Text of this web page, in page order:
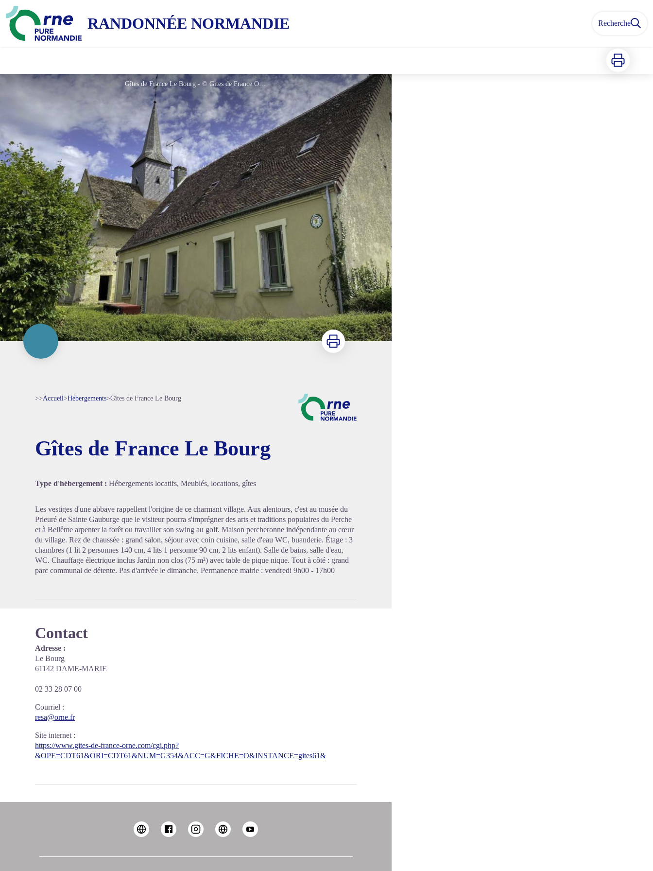
RANDONNÉE NORMANDIE Recherche
Imprimer
Gîtes de France Le Bourg - © Gites de France Orne
Voir l'image en plein écran
Imprimer
>>Accueil>Hébergements>Gîtes de France Le Bourg
Gîtes de France Le Bourg
Type d'hébergement : Hébergements locatifs, Meublés, locations, gîtes
Les vestiges d'une abbaye rappellent l'origine de ce charmant village. Aux alentours, c'est au musée du
Prieuré de Sainte Gauburge que le visiteur pourra s'imprégner des arts et traditions populaires du Perche
et à Bellême arpenter la forêt ou travailler son swing au golf. Maison percheronne indépendante au cœur
du village. Rez de chaussée : grand salon, séjour avec coin cuisine, salle d'eau WC, buanderie. Étage : 3
chambres (1 lit 2 personnes 140 cm, 4 lits 1 personne 90 cm, 2 lits enfant). Salle de bains, salle d'eau,
WC. Chauffage électrique inclus Jardin non clos (75 m²) avec table de pique nique. Tout à côté : grand
parc communal de détente. Pas d'arrivée le dimanche. Permanence mairie : vendredi 9h00 - 17h00
Contact
Adresse :
Le Bourg
61142 DAME-MARIE
02 33 28 07 00
Courriel :
resa@orne.fr
Site internet :
https://www.gites-de-france-orne.com/cgi.php?
&OPE=CDT61&ORI=CDT61&NUM=G354&ACC=G&FICHE=O&INSTANCE=gites61&